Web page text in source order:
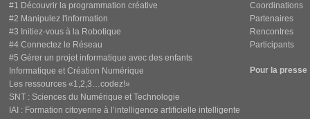
#1 Découvrir la programmation créative
#2 Manipulez l'information
#3 Initiez-vous à la Robotique
#4 Connectez le Réseau
#5 Gérer un projet informatique avec des enfants
Informatique et Création Numérique
Les ressources «1,2,3…codez!»
SNT : Sciences du Numérique et Technologie
IAI : Formation citoyenne à l’intelligence artificielle intelligente
Coordinations
Partenaires
Rencontres
Participants
Pour la presse